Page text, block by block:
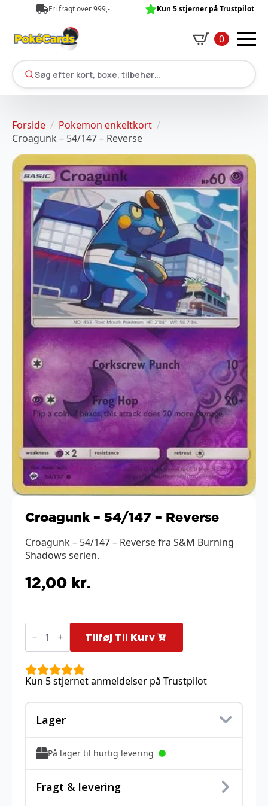
Fri fragt over 999,- Kun 5 stjerner på Trustpilot
0
Søg efter kort, boxe, tilbehør…
Forside
Pokemon enkeltkort
Croagunk – 54/147 – Reverse
Croagunk – 54/147 – Reverse
Croagunk – 54/147 – Reverse fra S&M Burning
Shadows serien.
12,00 kr.
Croagunk
-
Reverse
antal
Tilføj Til Kurv
Kun 5 stjernet anmeldelser på Trustpilot
Lager
På lager til hurtig levering
Fragt & levering